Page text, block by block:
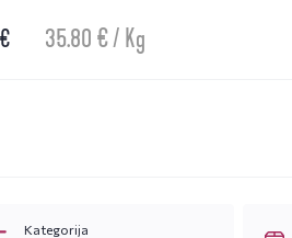
€ 35.80 € / Kg
Kategorija